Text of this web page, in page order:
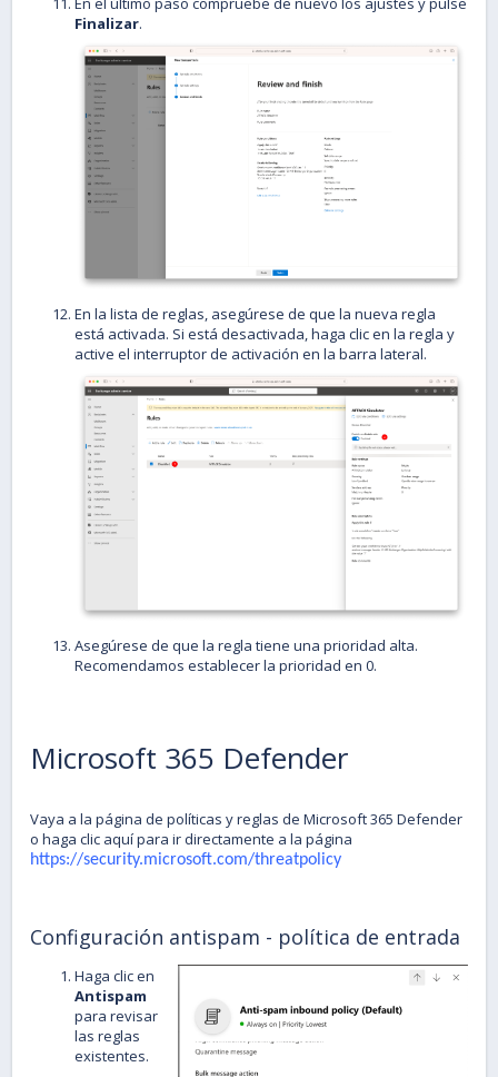
Finalizar.
En la lista de reglas, asegúrese de que la nueva regla
está activada. Si está desactivada, haga clic en la regla y
active el interruptor de activación en la barra lateral.
Asegúrese de que la regla tiene una prioridad alta.
Recomendamos establecer la prioridad en 0.
Microsoft 365 Defender
Vaya a la página de políticas y reglas de Microsoft 365 Defender
o haga clic aquí para ir directamente a la página
https://security.microsoft.com/threatpolicy
Configuración antispam - política de entrada
Haga clic en
Antispam
para revisar
las reglas
existentes.